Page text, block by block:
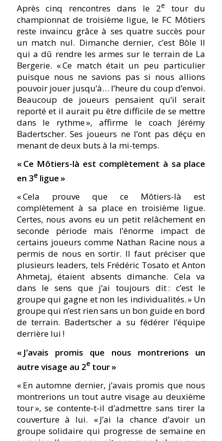
Après cinq rencontres dans le 2e
tour du
championnat de troisième ligue, le FC Môtiers
reste invaincu grâce à ses quatre succès pour
un match nul. Dimanche dernier, c’est Bôle II
qui a dû rendre les armes sur le terrain de La
Bergerie. « Ce match était un peu particulier
puisque nous ne savions pas si nous allions
pouvoir jouer jusqu’à… l’heure du coup d’envoi.
Beaucoup de joueurs pensaient qu’il serait
reporté et il aurait pu être difficile de se mettre
dans le rythme », affirme le coach Jérémy
Badertscher. Ses joueurs ne l’ont pas déçu en
menant de deux buts à la mi-temps.
«Ce Môtiers-là est complètement à sa place
en 3eligue»
« Cela prouve que ce Môtiers-là est
complètement à sa place en troisième ligue.
Certes, nous avons eu un petit relâchement en
seconde période mais l’énorme impact de
certains joueurs comme Nathan Racine nous a
permis de nous en sortir. Il faut préciser que
plusieurs leaders, tels Frédéric Tosato et Anton
Ahmetaj, étaient absents dimanche. Cela va
dans le sens que j’ai toujours dit : c’est le
groupe qui gagne et non les individualités. » Un
groupe qui n’est rien sans un bon guide en bord
de terrain. Badertscher a su fédérer l’équipe
derrière lui !
« J’avais promis que nous montrerions un
autre visage au 2etour»
« En automne dernier, j’avais promis que nous
montrerions un tout autre visage au deuxième
tour », se contente-t-il d’admettre sans tirer la
couverture à lui. « J’ai la chance d’avoir un
groupe solidaire qui progresse de semaine en